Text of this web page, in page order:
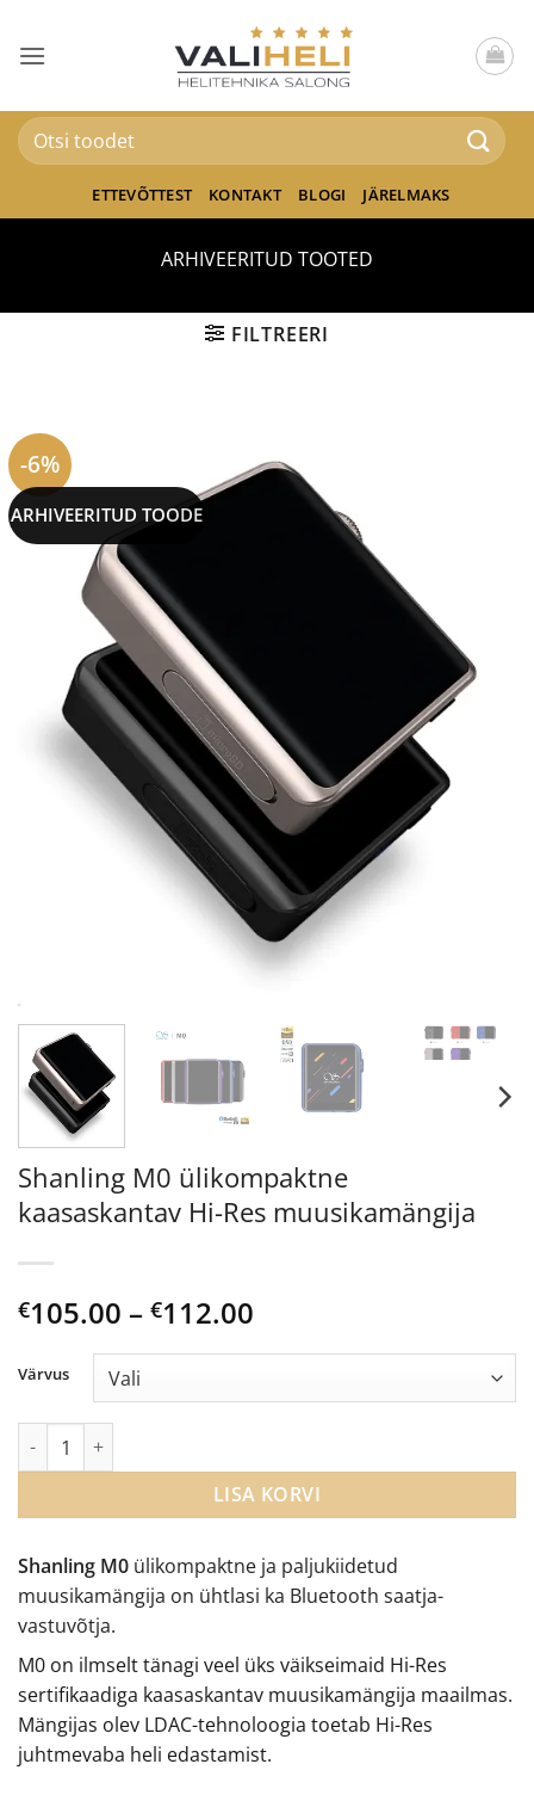
content
Otsi:
ETTEVÕTTEST KONTAKT BLOGI JÄRELMAKS
ARHIVEERITUD TOOTED
FILTREERI
-6%
ARHIVEERITUD TOODE
Shanling M0 ülikompaktne
kaasaskantav Hi-Res muusikamängija
€105.00 – €112.00
through
Shanling M0 ülikompaktne ja paljukiidetud
muusikamängija on ühtlasi ka Bluetooth saatja-
vastuvõtja.
M0 on ilmselt tänagi veel üks väikseimaid Hi-Res
sertifikaadiga kaasaskantav muusikamängija maailmas.
Mängijas olev LDAC-tehnoloogia toetab Hi-Res
juhtmevaba heli edastamist.
Värvus
Shanling M0 ülikompaktne kaasaskantav Hi-Res
LISA KORVI